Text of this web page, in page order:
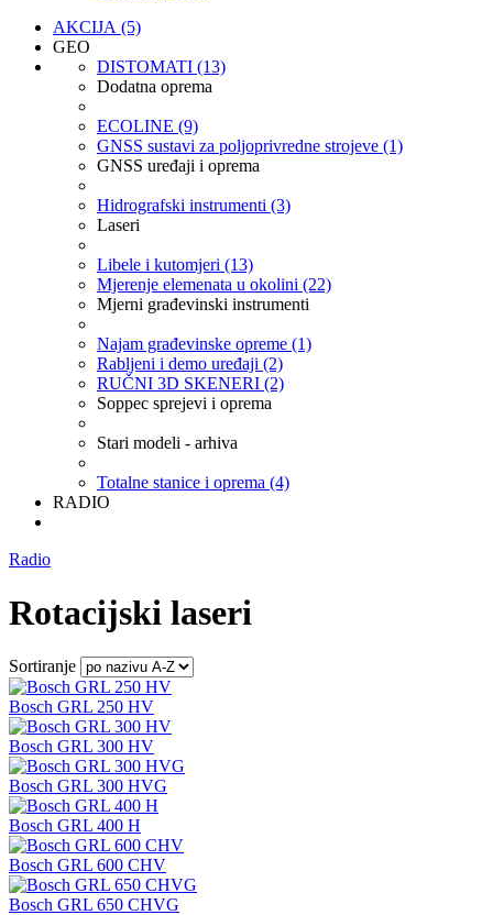
AKCIJA (5)
GEO
DISTOMATI (13)
Dodatna oprema
ECOLINE (9)
GNSS sustavi za poljoprivredne strojeve (1)
GNSS uređaji i oprema
Hidrografski instrumenti (3)
Laseri
Libele i kutomjeri (13)
Mjerenje elemenata u okolini (22)
Mjerni građevinski instrumenti
Najam građevinske opreme (1)
Rabljeni i demo uređaji (2)
RUČNI 3D SKENERI (2)
Soppec sprejevi i oprema
Stari modeli - arhiva
Totalne stanice i oprema (4)
RADIO
Radio
Rotacijski laseri
Sortiranje
Bosch GRL 250 HV
Bosch GRL 300 HV
Bosch GRL 300 HVG
Bosch GRL 400 H
Bosch GRL 600 CHV
Bosch GRL 650 CHVG